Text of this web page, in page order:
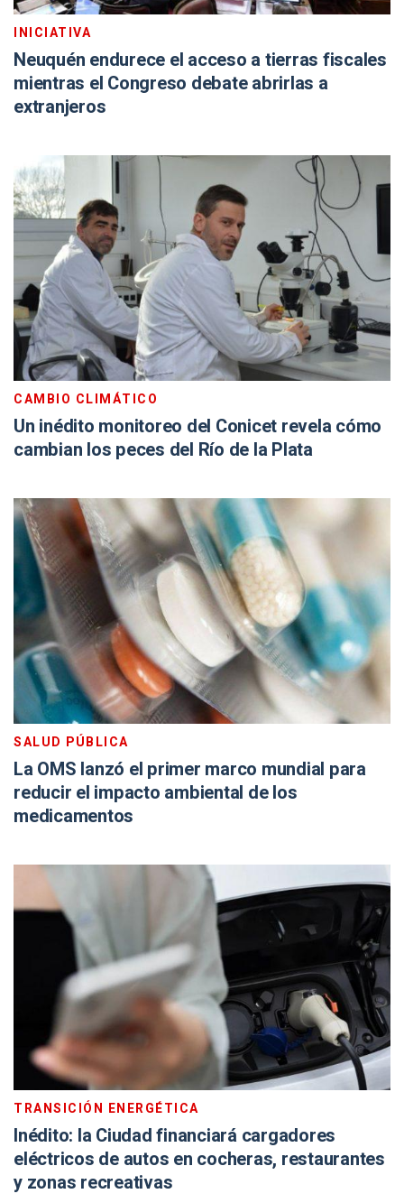
INICIATIVA
Neuquén endurece el acceso a tierras fiscales
mientras el Congreso debate abrirlas a
extranjeros
CAMBIO CLIMÁTICO
Un inédito monitoreo del Conicet revela cómo
cambian los peces del Río de la Plata
SALUD PÚBLICA
La OMS lanzó el primer marco mundial para
reducir el impacto ambiental de los
medicamentos
TRANSICIÓN ENERGÉTICA
Inédito: la Ciudad financiará cargadores
eléctricos de autos en cocheras, restaurantes
y zonas recreativas